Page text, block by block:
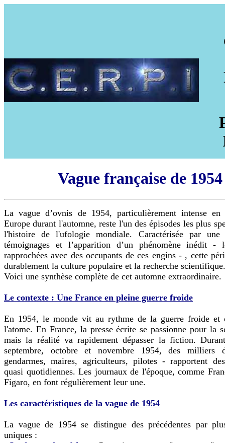
Vague française de 1954
La vague d’ovnis de 1954, particulièrement intense
Europe durant l'automne, reste l'un des épisodes les plus
l'histoire de l'ufologie mondiale. Caractérisée par une
témoignages et l’apparition d’un phénomène inédit -
rapprochées avec des occupants de ces engins - , cette
durablement la culture populaire et la recherche scientifique.
Voici une synthèse complète de cet automne extraordinaire.
Le contexte : Une France en pleine guerre froide
En 1954, le monde vit au rythme de la guerre froide et
l'atome. En France, la presse écrite se passionne pour la
mais la réalité va rapidement dépasser la fiction.
septembre, octobre et novembre 1954, des milliers
gendarmes, maires, agriculteurs, pilotes - rapportent
quasi quotidiennes. Les journaux de l'époque, comme
Figaro, en font régulièrement leur une.
Les caractéristiques de la vague de 1954
La vague de 1954 se distingue des précédentes par
uniques :